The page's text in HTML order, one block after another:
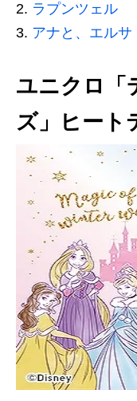
ラプンツェル
アナと、エルサ
ユニクロ「
ズ」ヒート